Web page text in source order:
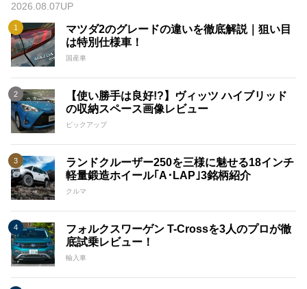
2026.08.07UP
マツダ2のグレードの違いを徹底解説｜狙い目
は特別仕様車！
国産車
【使い勝手は良好!?】ヴィッツ ハイブリッド
の収納スペース画像レビュー
ピックアップ
ランドクルーザー250を三様に魅せる18インチ
軽量鍛造ホイール｢A･LAP｣3銘柄紹介
クルマ
フォルクスワーゲン T-Crossを3人のプロが徹
底試乗レビュー！
輸入車